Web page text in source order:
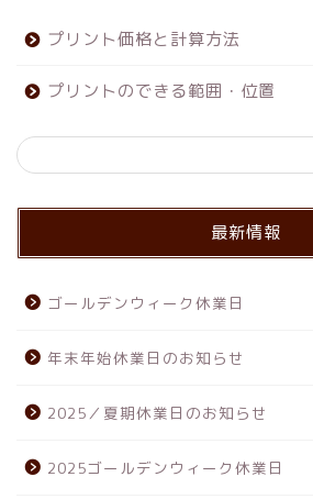
プリント価格と計算方法
プリントのできる範囲・位置
最新情報
ゴールデンウィーク休業日
年末年始休業日のお知らせ
2025／夏期休業日のお知らせ
2025ゴールデンウィーク休業日